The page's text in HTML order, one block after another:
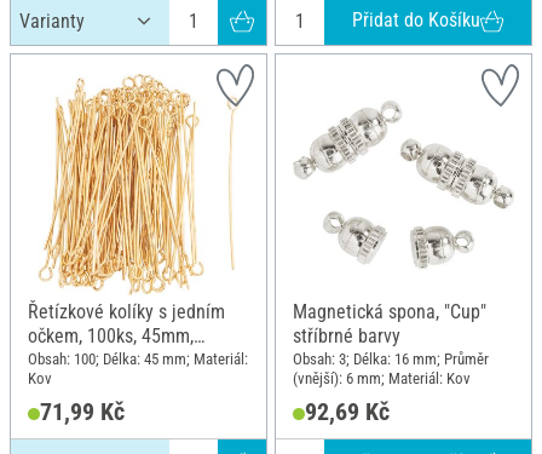
Přidat do Košíku
Řetízkové kolíky s jedním
očkem, 100ks, 45mm,
Pozlacený
Obsah: 100; Délka: 45 mm; Materiál:
Kov
71,99 Kč
Magnetická spona, "Cup"
stříbrné barvy
Obsah: 3; Délka: 16 mm; Průměr
(vnější): 6 mm; Materiál: Kov
92,69 Kč